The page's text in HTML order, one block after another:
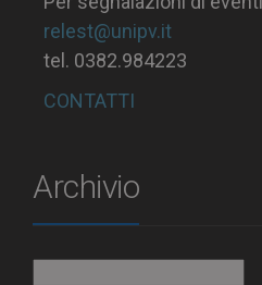
relest@unipv.it
tel. 0382.984223
CONTATTI
Archivio